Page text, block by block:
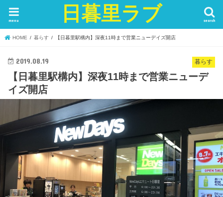
日暮里ラブ search
menu
HOME 暮らす 【日暮里駅構内】深夜11時まで営業ニューデイズ開店
暮らす
2019.08.19
【日暮里駅構内】深夜11時まで営業ニューデ
イズ開店